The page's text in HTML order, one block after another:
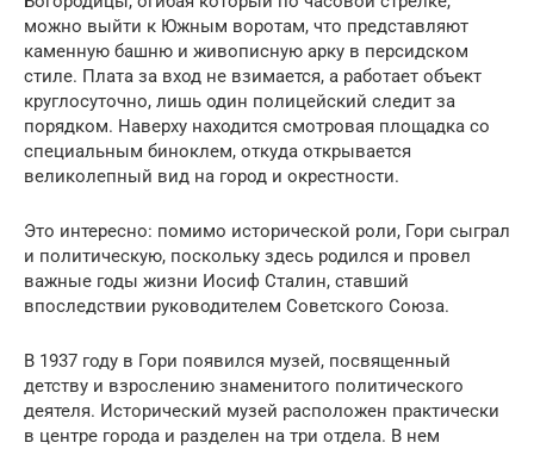
можно выйти к Южным воротам, что представляют
каменную башню и живописную арку в персидском
стиле. Плата за вход не взимается, а работает объект
круглосуточно, лишь один полицейский следит за
порядком. Наверху находится смотровая площадка со
специальным биноклем, откуда открывается
великолепный вид на город и окрестности.
Это интересно: помимо исторической роли, Гори сыграл
и политическую, поскольку здесь родился и провел
важные годы жизни Иосиф Сталин, ставший
впоследствии руководителем Советского Союза.
В 1937 году в Гори появился музей, посвященный
детству и взрослению знаменитого политического
деятеля. Исторический музей расположен практически
в центре города и разделен на три отдела. В нем